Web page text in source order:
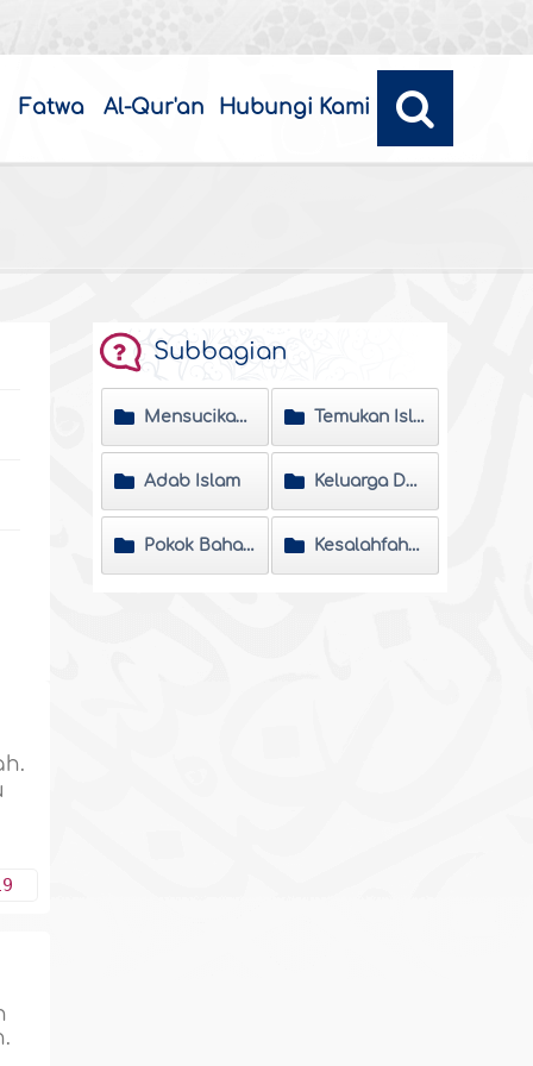
Fatwa Al-Qur'an Hubungi Kami
Subbagian
Mensucikan Jiwa Temukan Islam
Adab Islam Keluarga Dan Masyarakat
Pokok Bahasan Kesalahfahaman